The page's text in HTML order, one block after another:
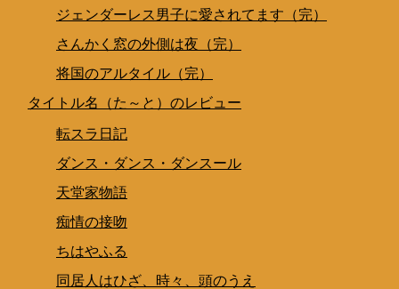
ジェンダーレス男子に愛されてます（完）
さんかく窓の外側は夜（完）
将国のアルタイル（完）
タイトル名（た～と）のレビュー
転スラ日記
ダンス・ダンス・ダンスール
天堂家物語
痴情の接吻
ちはやふる
同居人はひざ、時々、頭のうえ